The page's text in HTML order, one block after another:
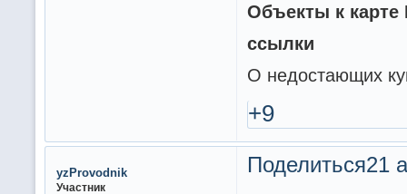
Объекты к карте
ссылки
О недостающих
+9
Поделиться21
yzProvodnik
Участник